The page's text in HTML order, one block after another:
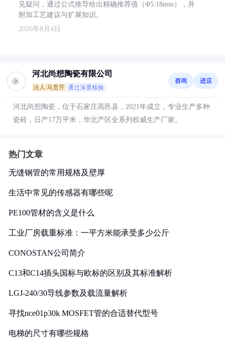
见疑问，通过公式推导给出精确推荐值（Φ5.18mm），并
附加工艺建议与扩展知识。
2026年8月4日
河北尚想陶瓷有限公司
法人:马贵芹 通过深度核验
咨询 进店
河北尚想陶瓷，位于石家庄高邑县，2021年成立，专业生产多种
瓷砖，日产17万平米，华北产区全系列权威生产厂家。
热门文章
无缝钢管的常用规格及壁厚
生活中常见的传感器有哪些呢
PE100管材的含义是什么
工业厂房载重标准：一平方米能承受多少公斤
CONOSTAN公司简介
C13和C14插头国标与欧标的区别及其标准解析
LGJ-240/30导线参数及载流量解析
寻找nce01p30k MOSFET管的合适替代型号
电梯的尺寸有哪些规格